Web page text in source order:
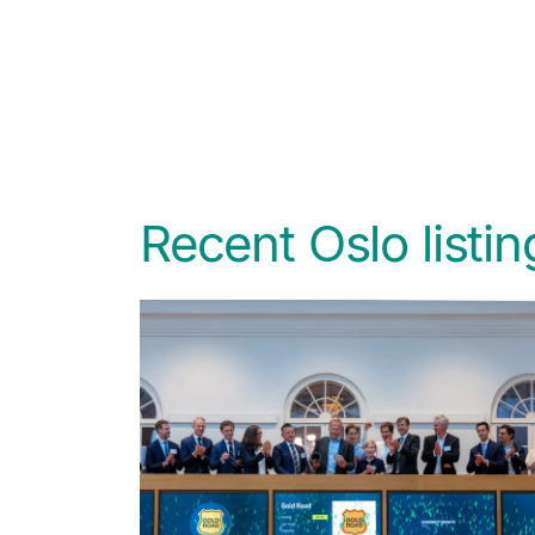
Recent Oslo